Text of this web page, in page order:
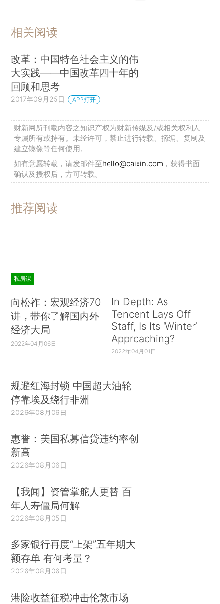
相关阅读
改革：中国特色社会主义的伟
大实践——中国改革四十年的
回顾和思考
2017年09月25日 APP打开
财新网所刊载内容之知识产权为财新传媒及/或相关权利人
专属所有或持有。未经许可，禁止进行转载、摘编、复制及
建立镜像等任何使用。
如有意愿转载，请发邮件至hello@caixin.com ，获得书面
确认及授权后，方可转载。
推荐阅读
私房课
向松祚：宏观经济70
讲，带你了解国内外
经济大局
2022年04月06日
In Depth: As
Tencent Lays Off
Staff, Is Its ‘Winter’
Approaching?
2022年04月01日
规避红海封锁 中国超大油轮
停靠埃及绕行非洲
2026年08月06日
惠誉：美国私募信贷违约率创
新高
2026年08月06日
【我闻】资管掌舵人更替 百
年人寿僵局何解
2026年08月05日
多家银行再度“上架”五年期大
额存单 有何考量？
2026年08月06日
港险收益征税冲击伦敦市场